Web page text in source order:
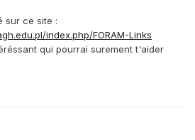
sur ce site :
index.php/FORAM-Links
qui pourrai surement t'aider